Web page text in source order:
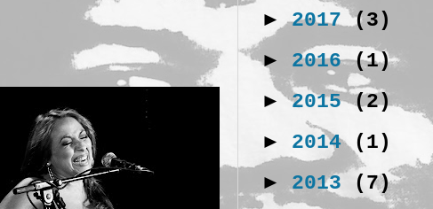
►2017(3)
► 2016(1)
►2015(2)
► 2014(1)
► 2013 (7)